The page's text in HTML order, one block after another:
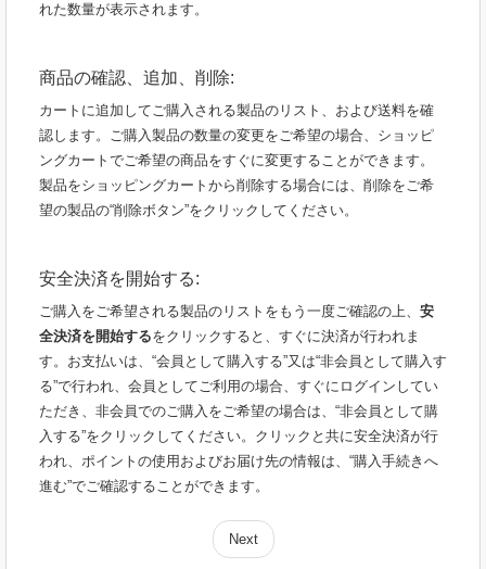
れた数量が表示されます。
商品の確認、追加、削除:
カートに追加してご購入される製品のリスト、および送料を確
認します。ご購入製品の数量の変更をご希望の場合、ショッピ
ングカートでご希望の商品をすぐに変更することができます。
製品をショッピングカートから削除する場合には、削除をご希
望の製品の“削除ボタン”をクリックしてください。
安全決済を開始する:
ご購入をご希望される製品のリストをもう一度ご確認の上、 安
全決済を開始するをクリックすると、すぐに決済が行われま
す。お支払いは、“会員として購入する”又は“非会員として購入す
る”で行われ、会員としてご利用の場合、すぐにログインしてい
ただき、非会員でのご購入をご希望の場合は、“非会員として購
入する”をクリックしてください。クリックと共に安全決済が行
われ、ポイントの使用およびお届け先の情報は、“購入手続きへ
進む”でご確認することができます。
Next